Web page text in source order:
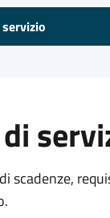
scadenze,